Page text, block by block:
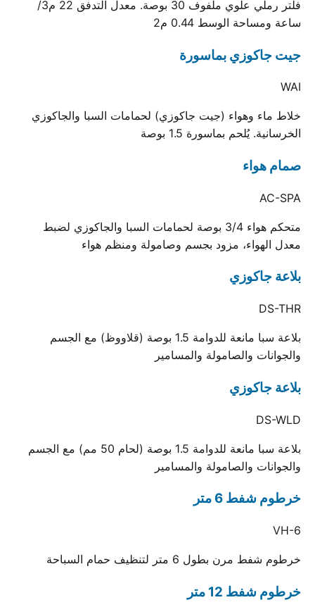
فلتر رملي علوي ملفوف 30 بوصة. معدل التدفق 22 م3/
ساعة ومساحة الوسط 0.44 م2
جيت جاكوزي بماسورة
WAI
خلاط ماء وهواء (جيت جاكوزي) لحمامات السبا والجاكوزي
الخرسانية. يُلحم بماسورة 1.5 بوصة
صمام هواء
AC-SPA
متحكم هواء 3/4 بوصة لحمامات السبا والجاكوزي لضبط
معدل الهواء، مزود بجسم وصامولة ومنظم هواء
بلاعة جاكوزي
DS-THR
بلاعة سبا مانعة للدوامة 1.5 بوصة (قلاووظ) مع الجسم
والجوانات والصامولة والمسامير
بلاعة جاكوزي
DS-WLD
بلاعة سبا مانعة للدوامة 1.5 بوصة (لحام 50 مم) مع الجسم
والجوانات والصامولة والمسامير
خرطوم شفط 6 متر
VH-6
خرطوم شفط مرن بطول 6 متر لتنظيف حمام السباحة
خرطوم شفط 12 متر